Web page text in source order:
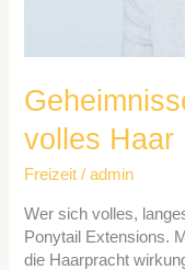
volles Haar
Freizeit /admin
Wer sich volles,
Ponytail Extensions.
die Haarpracht